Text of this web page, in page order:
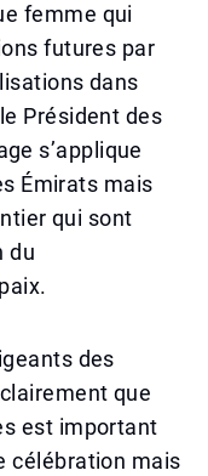
femme qui
futures par
dans
Président des
s’applique
Émirats mais
qui sont
du
des
que
est important
célébration mais